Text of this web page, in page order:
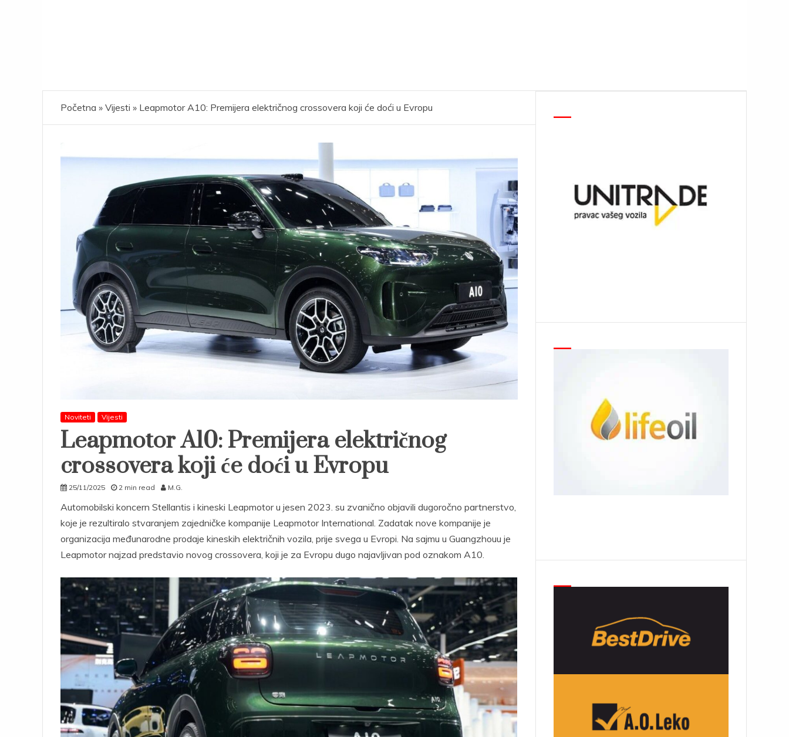
Početna » Vijesti » Leapmotor A10: Premijera električnog crossovera koji će doći u Evropu
Noviteti Vijesti
Leapmotor A10: Premijera električnog
crossovera koji će doći u Evropu
25/11/2025 2 min read M.G.
Automobilski koncern Stellantis i kineski Leapmotor u jesen 2023. su zvanično objavili dugoročno partnerstvo,
koje je rezultiralo stvaranjem zajedničke kompanije Leapmotor International. Zadatak nove kompanije je
organizacija međunarodne prodaje kineskih električnih vozila, prije svega u Evropi. Na sajmu u Guangzhouu je
Leapmotor najzad predstavio novog crossovera, koji je za Evropu dugo najavljivan pod oznakom A10.